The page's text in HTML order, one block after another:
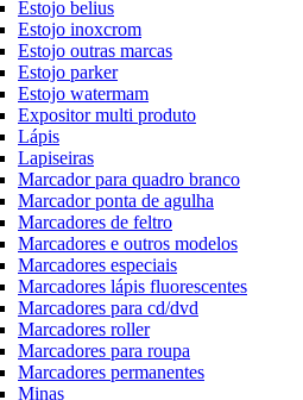
Estojo belius
Estojo inoxcrom
Estojo outras marcas
Estojo parker
Estojo watermam
Expositor multi produto
Lápis
Lapiseiras
Marcador para quadro branco
Marcador ponta de agulha
Marcadores de feltro
Marcadores e outros modelos
Marcadores especiais
Marcadores lápis fluorescentes
Marcadores para cd/dvd
Marcadores roller
Marcadores para roupa
Marcadores permanentes
Minas